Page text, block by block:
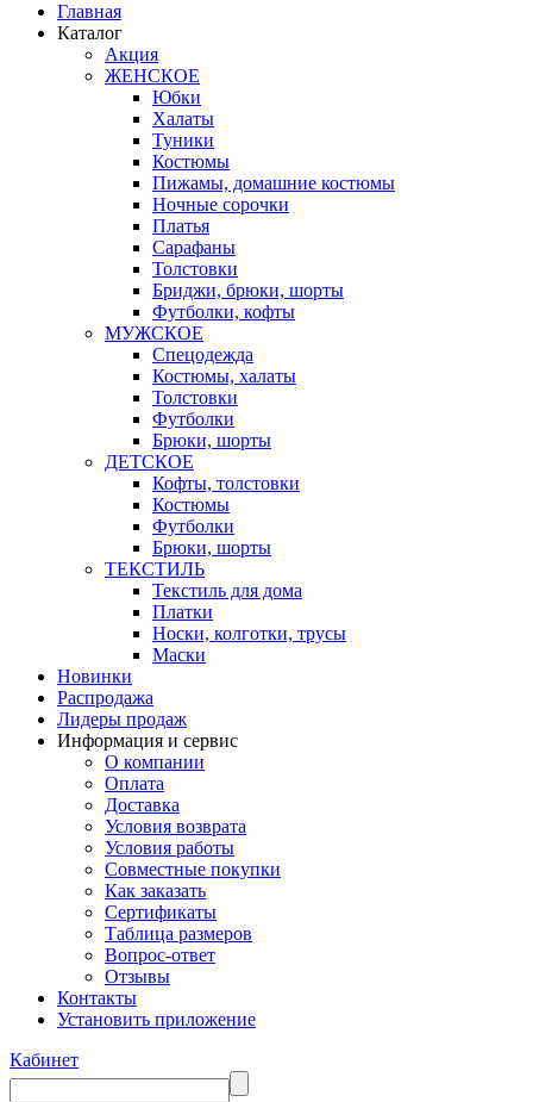
Главная
Каталог
Акция
ЖЕНСКОЕ
Юбки
Халаты
Туники
Костюмы
Пижамы, домашние костюмы
Ночные сорочки
Платья
Сарафаны
Толстовки
Бриджи, брюки, шорты
Футболки, кофты
МУЖСКОЕ
Спецодежда
Костюмы, халаты
Толстовки
Футболки
Брюки, шорты
ДЕТСКОЕ
Кофты, толстовки
Костюмы
Футболки
Брюки, шорты
ТЕКСТИЛЬ
Текстиль для дома
Платки
Носки, колготки, трусы
Маски
Новинки
Распродажа
Лидеры продаж
Информация и сервис
О компании
Оплата
Доставка
Условия возврата
Условия работы
Совместные покупки
Как заказать
Сертификаты
Таблица размеров
Вопрос-ответ
Отзывы
Контакты
Установить приложение
Кабинет